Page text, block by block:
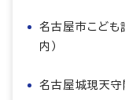
名古屋市こども
内）
名古屋城現天守